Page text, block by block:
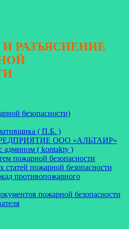
РАЗЪЯСНЕНИЕ
безопасности)
( П.Б. )
ООО «АЛЬТАИР»
админом ( kontakty )
пожарной безопасности
пожарной безопасности
противопожарного
пожарной безопасности